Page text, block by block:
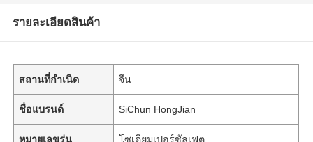
รายละเอียดสินค้า
สถานที่กำเนิด จีน
ชื่อแบรนด์ SiChun HongJian
หมายเลขรุ่น โซเดียมเปอร์ซัลเฟต